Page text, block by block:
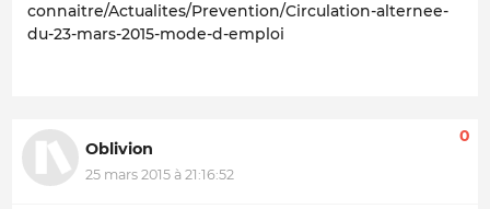
connaitre/Actualites/Prevention/Circulation-alternee-
du-23-mars-2015-mode-d-emploi
Oblivion
25 mars 2015 à 21:16:52
0